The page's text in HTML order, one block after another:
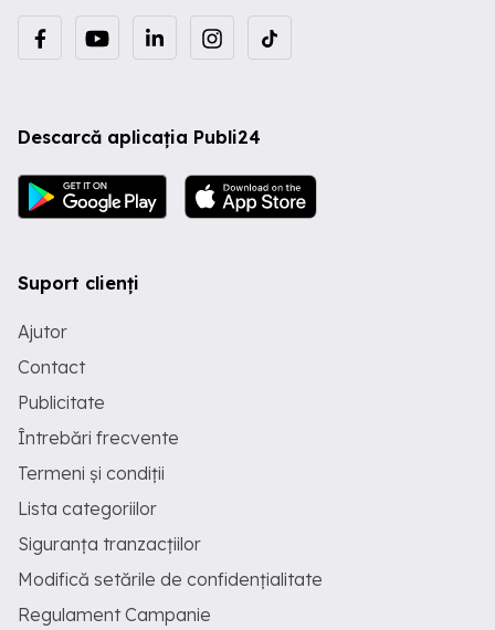
Descarcă aplicația Publi24
Suport clienți
Ajutor
Contact
Publicitate
Întrebări frecvente
Termeni și condiții
Lista categoriilor
Siguranța tranzacțiilor
Modifică setările de confidențialitate
Regulament Campanie